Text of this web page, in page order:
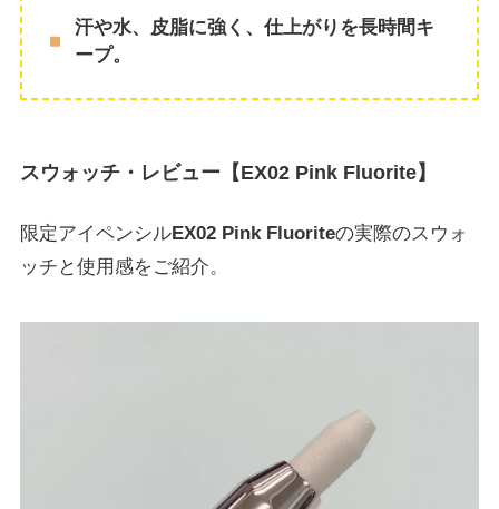
汗や水、皮脂に強く、仕上がりを長時間キ
ープ。
スウォッチ・レビュー【EX02 Pink Fluorite】
限定アイペンシルEX02 Pink Fluoriteの実際のスウォ
ッチと使用感をご紹介。